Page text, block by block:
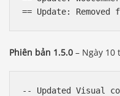
Phiên bản 1.5.0 – Ngày 10
-- Updated Visual